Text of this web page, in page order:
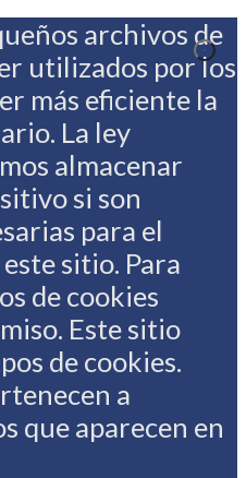
archivos de
utilizados por los
más eficiente la
La ley
almacenar
si son
para el
sitio. Para
de cookies
Este sitio
de cookies.
a
que aparecen en